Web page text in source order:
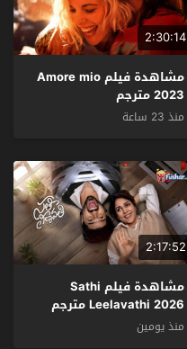
2:30:14
مشاهدة فيلم Amore mio
2023 مترجم
منذ 23 ساعة
2:17:52
مشاهدة فيلم Sathi
Leelavathi 2026 مترجم
منذ يومين